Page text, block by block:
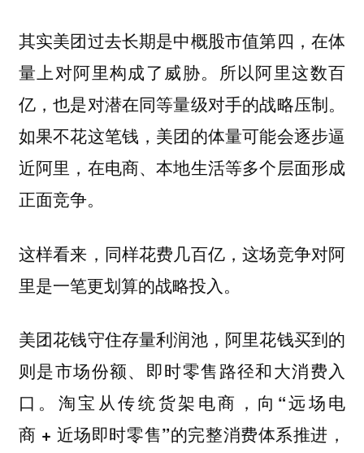
其实美团过去长期是中概股市值第四，在体
量上对阿里构成了威胁。所以阿里这数百
亿，也是对潜在同等量级对手的战略压制。
如果不花这笔钱，美团的体量可能会逐步逼
近阿里，在电商、本地生活等多个层面形成
正面竞争。
这样看来，同样花费几百亿，这场竞争对阿
里是一笔更划算的战略投入。
美团花钱守住存量利润池，阿里花钱买到的
则是市场份额、即时零售路径和大消费入
口。 淘宝从传统货架电商，向“远场电
商 + 近场即时零售”的完整消费体系推进，